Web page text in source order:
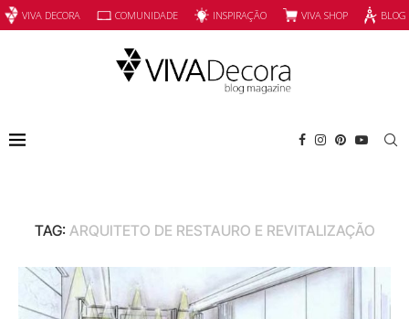
VIVA DECORA COMUNIDADE INSPIRAÇÃO VIVA SHOP
TAG: ARQUITETO DE RESTAURO E REVITALIZAÇÃO